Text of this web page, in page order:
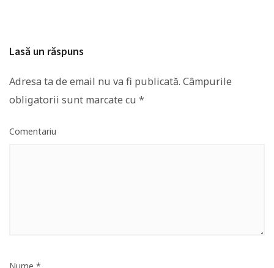
Lasă un răspuns
Adresa ta de email nu va fi publicată. Câmpurile
obligatorii sunt marcate cu *
Comentariu
Nume *